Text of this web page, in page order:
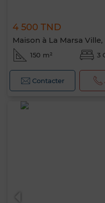
4 500 TND
Maison à La Marsa Ville,
150 m² 3
Contacter